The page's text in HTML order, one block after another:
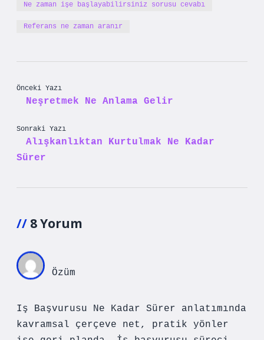
Ne zaman işe başlayabilirsiniz sorusu cevabı
Referans ne zaman aranır
Önceki Yazı
Neşretmek Ne Anlama Gelir
Sonraki Yazı
Alışkanlıktan Kurtulmak Ne Kadar
Sürer
8 Yorum
Özüm
Iş Başvurusu Ne Kadar Sürer anlatımında
kavramsal çerçeve net, pratik yönler